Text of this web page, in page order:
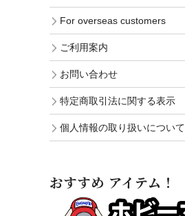
For overseas customers
ご利用案内
お問い合わせ
特定商取引法に関する表示
個人情報の取り扱いについて
おすすめ アイテム！